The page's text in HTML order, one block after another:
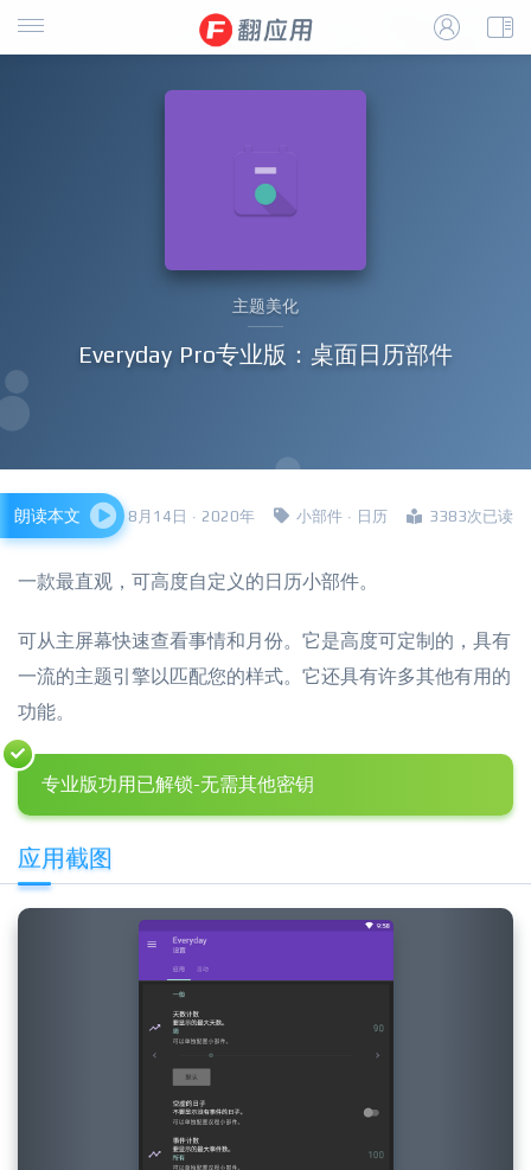
主题美化
Everyday Pro专业版：桌面日历部件
四哥 · 8月14日 · 2020年 小部件 · 日历 3383次已读
朗读本文
一款最直观，可高度自定义的日历小部件。
可从主屏幕快速查看事情和月份。它是高度可定制的，具有
一流的主题引擎以匹配您的样式。它还具有许多其他有用的
功能。
专业版功用已解锁-无需其他密钥
应用截图
Previous Next